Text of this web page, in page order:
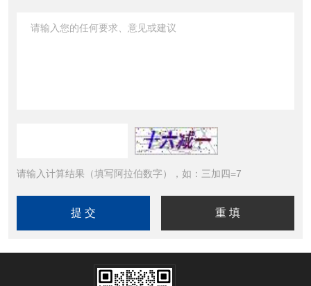
请输入计算结果（填写阿拉伯数字），如：三加四=7